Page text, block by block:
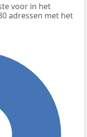
voor in het
adressen met het